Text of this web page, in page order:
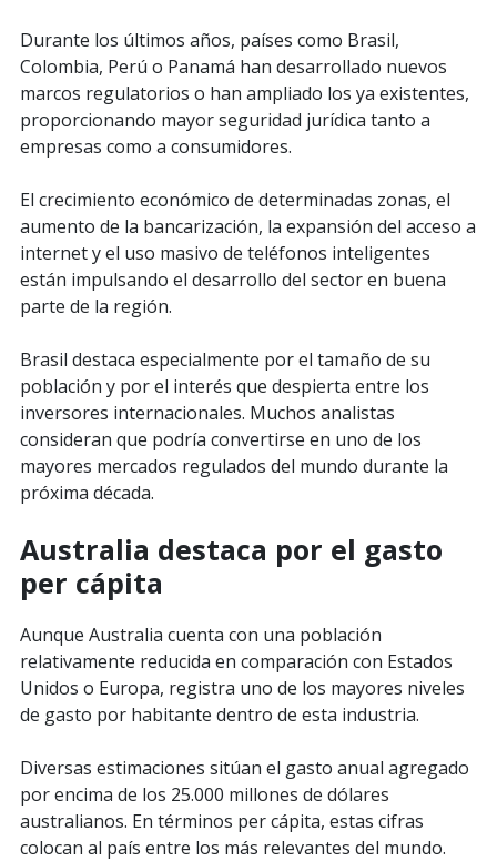
Durante los últimos años, países como Brasil,
Colombia, Perú o Panamá han desarrollado nuevos
marcos regulatorios o han ampliado los ya existentes,
proporcionando mayor seguridad jurídica tanto a
empresas como a consumidores.
El crecimiento económico de determinadas zonas, el
aumento de la bancarización, la expansión del acceso a
internet y el uso masivo de teléfonos inteligentes
están impulsando el desarrollo del sector en buena
parte de la región.
Brasil destaca especialmente por el tamaño de su
población y por el interés que despierta entre los
inversores internacionales. Muchos analistas
consideran que podría convertirse en uno de los
mayores mercados regulados del mundo durante la
próxima década.
Australia destaca por el gasto
per cápita
Aunque Australia cuenta con una población
relativamente reducida en comparación con Estados
Unidos o Europa, registra uno de los mayores niveles
de gasto por habitante dentro de esta industria.
Diversas estimaciones sitúan el gasto anual agregado
por encima de los 25.000 millones de dólares
australianos. En términos per cápita, estas cifras
colocan al país entre los más relevantes del mundo.